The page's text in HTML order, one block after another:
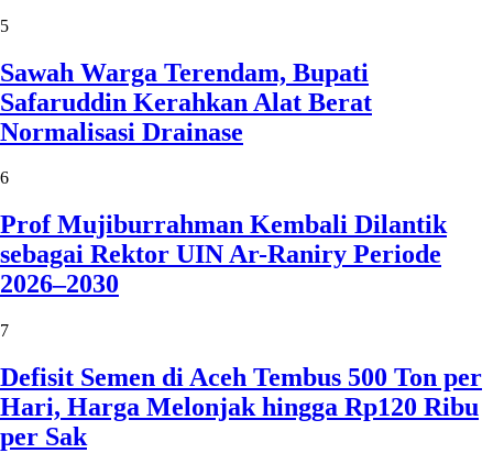
5
Sawah Warga Terendam, Bupati
Safaruddin Kerahkan Alat Berat
Normalisasi Drainase
6
Prof Mujiburrahman Kembali Dilantik
sebagai Rektor UIN Ar-Raniry Periode
2026–2030
7
Defisit Semen di Aceh Tembus 500 Ton per
Hari, Harga Melonjak hingga Rp120 Ribu
per Sak